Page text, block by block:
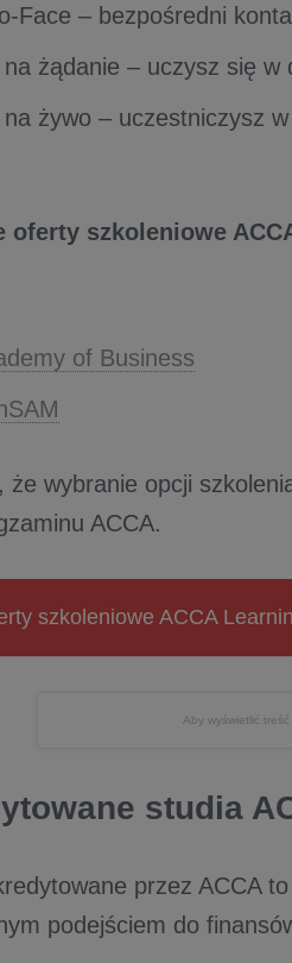
Face – bezpośredni
żądanie – uczysz się w
na żywo – uczestniczysz
oferty szkoleniowe
of Business
że wybranie opcji
ACCA.
szkoleniowe ACCA
Aby wyświetlić
studia
przez ACCA
podejściem do